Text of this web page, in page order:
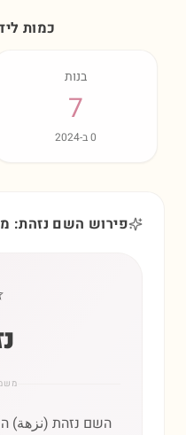
כמות
בנות
7
0ב-2024
פירוש השם נזהת:
השם נזהת (نزهة)